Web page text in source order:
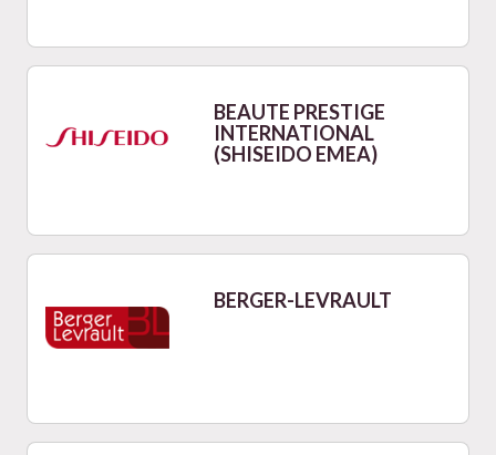
BEAUTE PRESTIGE
INTERNATIONAL
(SHISEIDO EMEA)
BERGER-LEVRAULT